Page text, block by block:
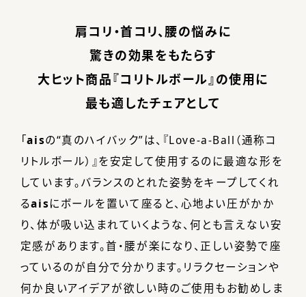
肩コリ・首コリ、腰の悩みに
驚きの効果をもたらす
大ヒット商品『コリトルボール』の使用に
最も適したチェアとして
「aisの“真のハイバック”は、『Love-a-Ball（通称コ
リトルボール）』を安定して使用するのに最適な形を
しています。バランスのとれた姿勢をキープしてくれ
るaisにボールを置いて座ると、心地よい圧がかか
り、体が吸い込まれていくような、何とも言えない安
定感があります。首・腰が楽になり、正しい姿勢で座
っているのが自分で分かります。リラクセーションや
何か良いアイデアが欲しい時のご使用もお勧めしま